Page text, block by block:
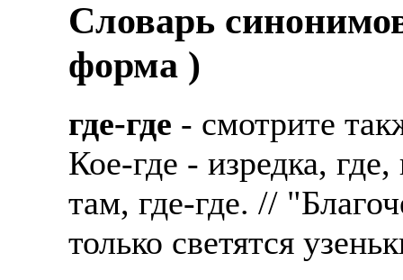
Cловарь
форма )
где-где - смотрите
Кое-где - изредка,
там, где-где. //
только светятся